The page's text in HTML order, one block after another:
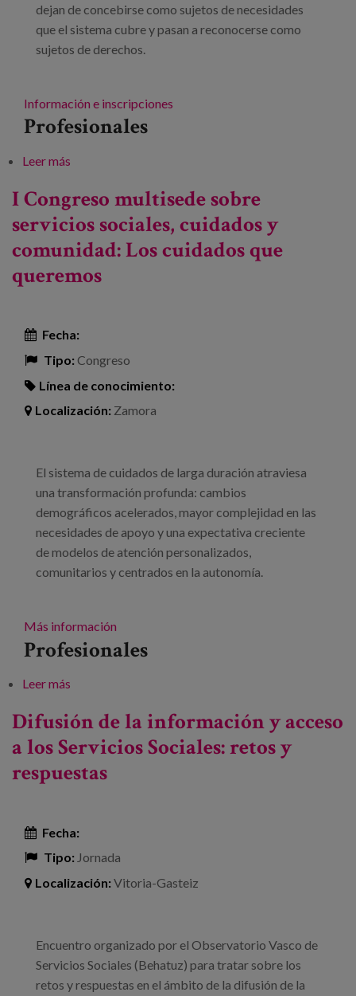
dejan de concebirse como sujetos de necesidades
que el sistema cubre y pasan a reconocerse como
sujetos de derechos.
Información e inscripciones
Profesionales
Leer más
experiencias
I Congreso multisede sobre
servicios sociales, cuidados y
comunidad: Los cuidados que
queremos
Fecha:
Tipo:Congreso
Línea de conocimiento:
Localización: Zamora
El sistema de cuidados de larga duración atraviesa
una transformación profunda: cambios
demográficos acelerados, mayor complejidad en las
necesidades de apoyo y una expectativa creciente
de modelos de atención personalizados,
comunitarios y centrados en la autonomía.
Más información
Profesionales
Leer más
Difusión de la información y acceso
a los Servicios Sociales: retos y
respuestas
Fecha:
Tipo: Jornada
Localización:Vitoria-Gasteiz
Encuentro organizado por el Observatorio Vasco de
Servicios Sociales (Behatuz) para tratar sobre los
retos y respuestas en el ámbito de la difusión de la